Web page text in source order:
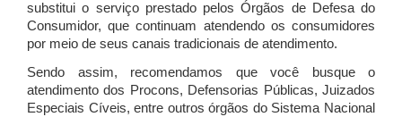
substitui o serviço prestado pelos Órgãos de Defesa do
Consumidor, que continuam atendendo os consumidores
por meio de seus canais tradicionais de atendimento.
Sendo assim, recomendamos que você busque o
atendimento dos Procons, Defensorias Públicas, Juizados
Especiais Cíveis, entre outros órgãos do Sistema Nacional